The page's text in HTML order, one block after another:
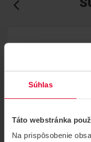
Súhlas
Táto webstránka
Na prispôsobenie